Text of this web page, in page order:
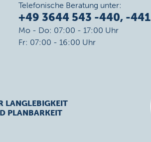
Telefonische Beratung unter:
+49 3644 543 -440, -441
Mo - Do: 07:00 - 17:00 Uhr
Fr: 07:00 - 16:00 Uhr
LANGLEBIGKEIT
PLANBARKEIT